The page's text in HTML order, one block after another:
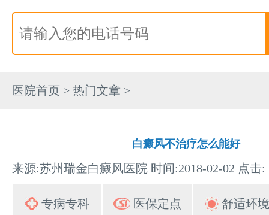
医院首页 > 热门文章 >
白癜风不治疗怎么能好
来源:苏州瑞金白癜风医院 时间:2018-02-02 点击:
专病专科 医保定点 舒适环境